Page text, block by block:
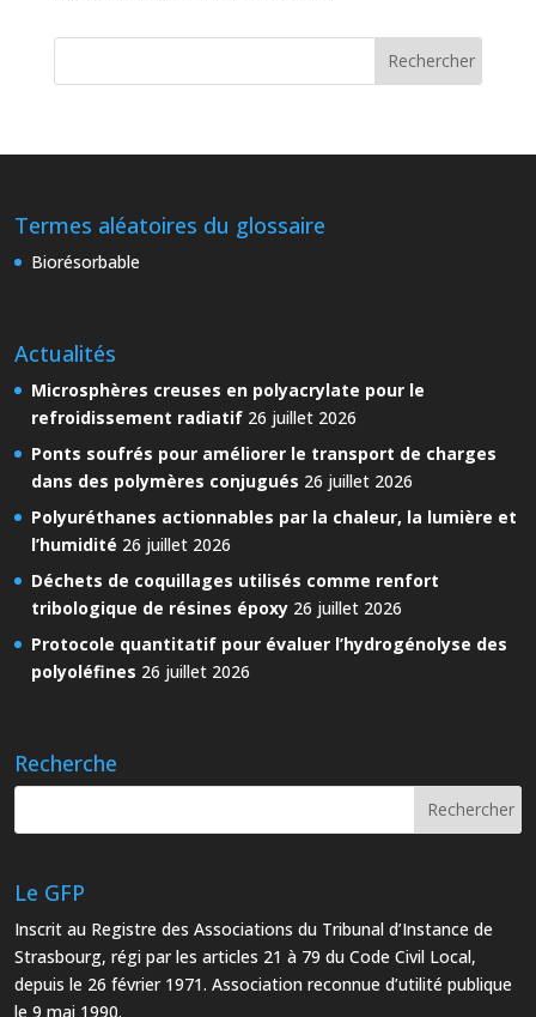
Termes aléatoires du glossaire
Biorésorbable
Actualités
Microsphères creuses en polyacrylate pour le
refroidissement radiatif 26 juillet 2026
Ponts soufrés pour améliorer le transport de charges
dans des polymères conjugués 26 juillet 2026
Polyuréthanes actionnables par la chaleur, la lumière et
l’humidité 26 juillet 2026
Déchets de coquillages utilisés comme renfort
tribologique de résines époxy 26 juillet 2026
Protocole quantitatif pour évaluer l’hydrogénolyse des
polyoléfines 26 juillet 2026
Recherche
Le GFP
Inscrit au Registre des Associations du Tribunal d’Instance de
Strasbourg, régi par les articles 21 à 79 du Code Civil Local,
depuis le 26 février 1971. Association reconnue d’utilité publique
le 9 mai 1990.